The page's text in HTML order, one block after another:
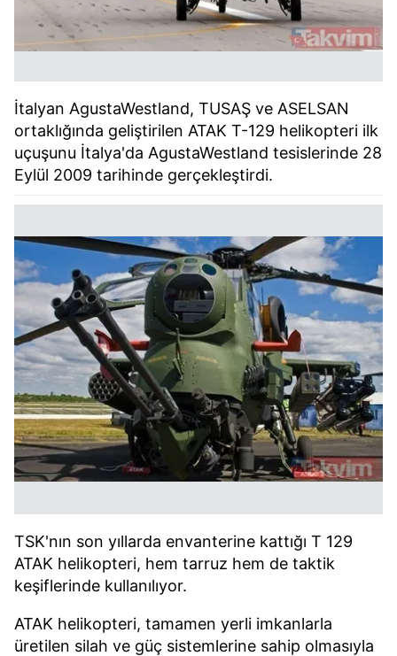
İtalyan AgustaWestland, TUSAŞ ve ASELSAN
ortaklığında geliştirilen ATAK T-129 helikopteri ilk
uçuşunu İtalya'da AgustaWestland tesislerinde 28
Eylül 2009 tarihinde gerçekleştirdi.
TSK'nın son yıllarda envanterine kattığı T 129
ATAK helikopteri, hem tarruz hem de taktik
keşiflerinde kullanılıyor.
ATAK helikopteri, tamamen yerli imkanlarla
üretilen silah ve güç sistemlerine sahip olmasıyla